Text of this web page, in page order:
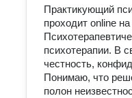
Практикующий
проходит online
психотерапии. В
честность,
Понимаю, что
полон